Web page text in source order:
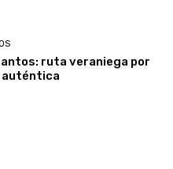
ruta veraniega por
auténtica